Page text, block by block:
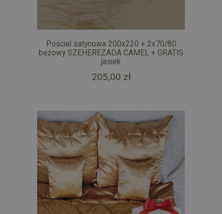
Pościel satynowa 200x220 + 2x70/80
beżowy SZEHEREZADA CAMEL + GRATIS
jasiek
205,00 zł